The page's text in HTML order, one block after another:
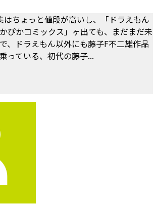
はちょっと値段が高いし、「ドラえもん
ぴかコミックス」ヶ出ても、まだまだ未
、ドラえもん以外にも藤子F不二雄作品
っている、初代の藤子...